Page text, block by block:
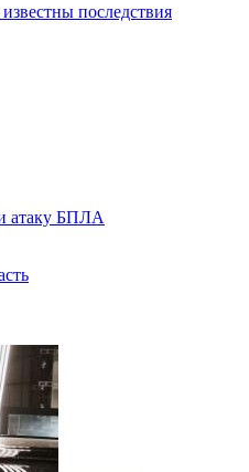
последствия
атаку БПЛА